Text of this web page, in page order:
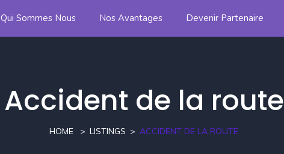
Qui Sommes Nous Nos Avantages Devenir Partenaire
Accident de la route
HOME LISTINGS ACCIDENT DE LA ROUTE